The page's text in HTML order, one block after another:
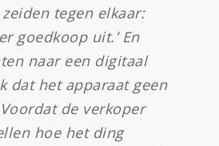
tegen elkaar:
goedkoop uit.’ En
naar een digitaal
dat het apparaat geen
de verkoper
hoe het ding